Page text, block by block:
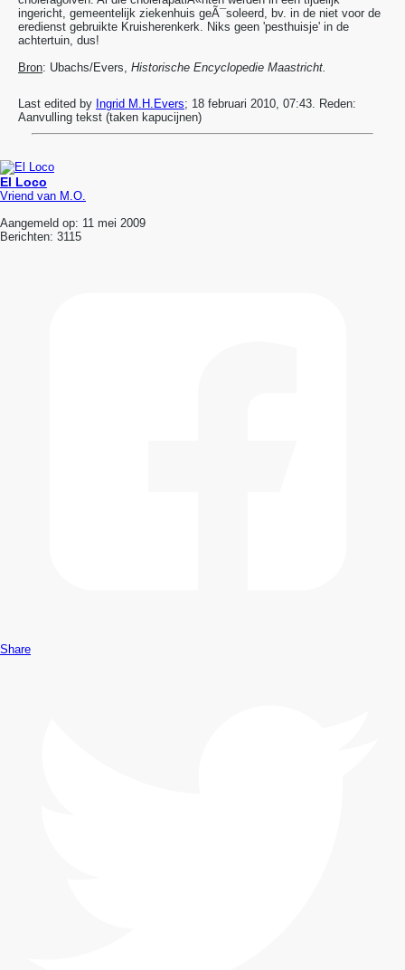
ingericht, gemeentelijk ziekenhuis geÃ¯soleerd, bv. in de niet voor de
eredienst gebruikte Kruisherenkerk. Niks geen 'pesthuisje' in de
achtertuin, dus!
Bron: Ubachs/Evers, Historische Encyclopedie Maastricht.
Last edited by Ingrid M.H.Evers; 18 februari 2010, 07:43. Reden:
Aanvulling tekst (taken kapucijnen)
El Loco
Vriend van M.O.
Aangemeld op: 11 mei 2009
Berichten: 3115
Share